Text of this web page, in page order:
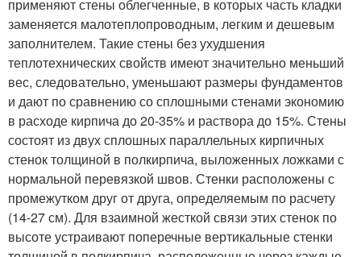
применяют стены облегченные, в которых часть кладки
заменяется малотеплопроводным, легким и дешевым
заполнителем. Такие стены без ухудшения
теплотехнических свойств имеют значительно меньший
вес, следовательно, уменьшают размеры фундаментов
и дают по сравнению со сплошными стенами экономию
в расходе кирпича до 20-35% и раствора до 15%. Стены
состоят из двух сплошных параллельных кирпичных
стенок толщиной в полкирпича, выложенных ложками с
нормальной перевязкой швов. Стенки расположены с
промежутком друг от друга, определяемым по расчету
(14-27 см). Для взаимной жесткой связи этих стенок по
высоте устраивают поперечные вертикальные стенки